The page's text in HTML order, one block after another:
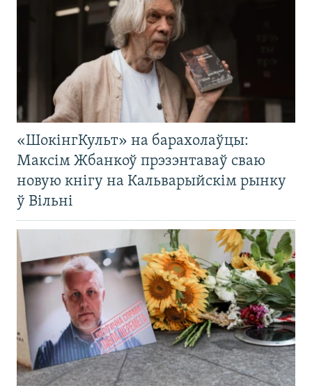
«ШокінгКульт» на барахолаўцы:
Максім Жбанкоў прэзэнтаваў сваю
новую кнігу на Кальварыйскім рынку
ў Вільні